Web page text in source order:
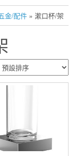
金/配件 » 漱口杯/架